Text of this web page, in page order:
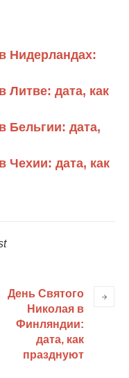
Нидерландах:
Литве: дата, как
Бельгии: дата,
Чехии: дата, как
День Святого
Николая в
Финляндии:
дата, как
празднуют